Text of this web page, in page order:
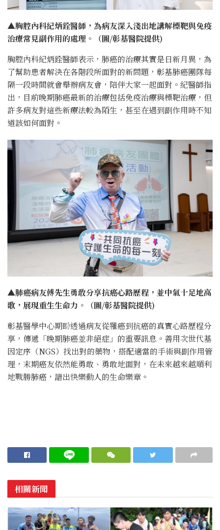
▲胸腔內科紀炳銓醫師，為病友深入淺出地講解標靶與免疫
治療常見副作用的處理。（圖/彰基醫院提供)
胸腔內科紀炳銓醫師表示，肺癌的治療其實是日新月異，為
了幫助患者解決在各階段所面對的新問題，彰基肺癌團隊每
隔一段時間就會舉辦病友會，陪伴大家一起面對。紀醫師指
出，目前晚期肺癌最新的治療包括免疫治療與標靶治療，但
許多病友對這些新療法較為陌生，甚至在遇到副作用時不知
道該如何面對。
▲肺癌病友傅先生勇敢分享抗癌心路歷程，並中氣十足地高
歌，展現重生生命力。（圖/彰基醫院提供)
彰基醫學中心期盼透過病友從罹癌到抗癌的真實心路歷程分
享，傳遞「晚期肺癌並非絕症」的重要訊息。善用次世代基
因定序（NGS）找出對的藥物，搭配適當的手術與副作用管
理，末期癌友依然能勇敢、勇敢地面對，在未來越來越順利
地戰勝肺癌，譜出快樂動人的生命樂章。
相關新聞